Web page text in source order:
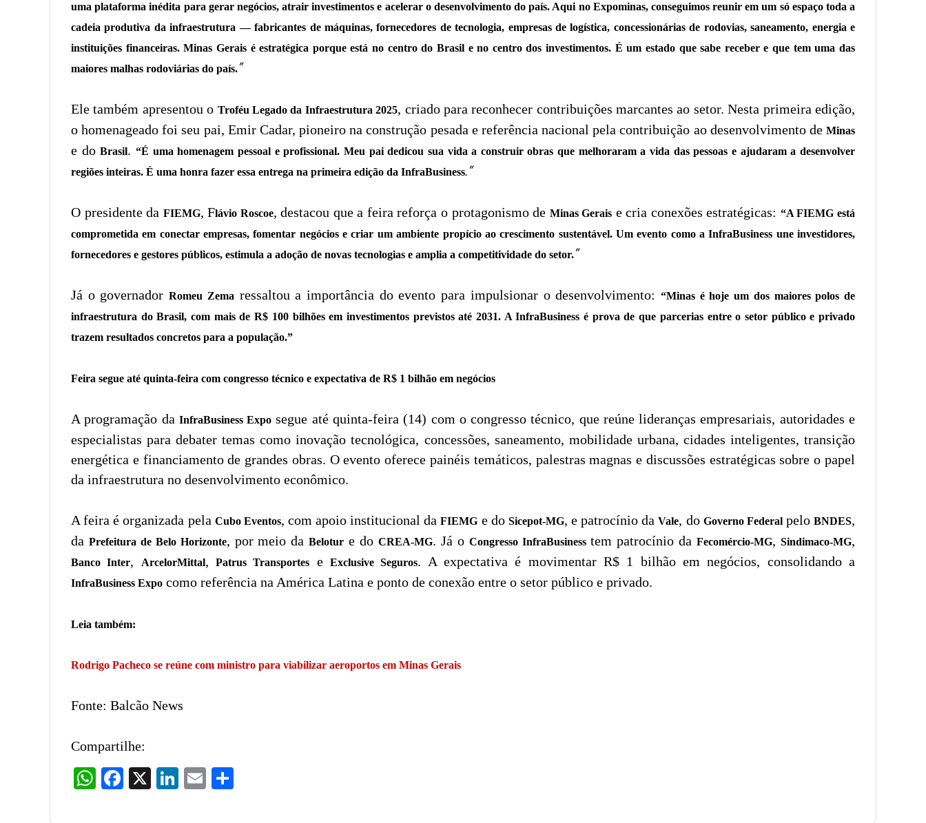
uma plataforma inédita para gerar negócios, atrair investimentos e acelerar o desenvolvimento do país. Aqui no Expominas, conseguimos reunir em um só espaço toda a
cadeia produtiva da infraestrutura — fabricantes de máquinas, fornecedores de tecnologia, empresas de logística, concessionárias de rodovias, saneamento, energia e
instituições financeiras. Minas Gerais é estratégica porque está no centro do Brasil e no centro dos investimentos. É um estado que sabe receber e que tem uma das
maiores malhas rodoviárias do país.”
Ele também apresentou o Troféu Legado da Infraestrutura 2025, criado para reconhecer contribuições marcantes ao setor. Nesta primeira edição,
o homenageado foi seu pai, Emir Cadar, pioneiro na construção pesada e referência nacional pela contribuição ao desenvolvimento de Minas
e doBrasil. “É uma homenagem pessoal e profissional. Meu pai dedicou sua vida a construir obras que melhoraram a vida das pessoas e ajudaram a desenvolver
regiões inteiras. É uma honra fazer essa entrega na primeira edição da InfraBusiness.”
O presidente da FIEMG, Flávio Roscoe, destacou que a feira reforça o protagonismo de Minas Gerais e cria conexões estratégicas: “A FIEMG está
comprometida em conectar empresas, fomentar negócios e criar um ambiente propício ao crescimento sustentável. Um evento como a InfraBusiness une investidores,
fornecedores e gestores públicos, estimula a adoção de novas tecnologias e amplia a competitividade do setor.”
Já o governadorRomeu Zema ressaltou a importância do evento para impulsionar o desenvolvimento:“Minas é hoje um dos maiores polos de
infraestrutura do Brasil, com mais de R$ 100 bilhões em investimentos previstos até 2031. A InfraBusiness é prova de que parcerias entre o setor público e privado
trazem resultados concretos para a população.”
Feira segue até quinta-feira com congresso técnico e expectativa de R$ 1 bilhão em negócios
A programação da InfraBusiness Expo segue até quinta-feira (14) com o congresso técnico, que reúne lideranças empresariais, autoridades e
especialistas para debater temas como inovação tecnológica, concessões, saneamento, mobilidade urbana, cidades inteligentes, transição
energética e financiamento de grandes obras. O evento oferece painéis temáticos, palestras magnas e discussões estratégicas sobre o papel
da infraestrutura no desenvolvimento econômico.
A feira é organizada pela Cubo Eventos, com apoio institucional daFIEMG e do Sicepot-MG, e patrocínio daVale, do Governo FederalpeloBNDES,
da Prefeitura de Belo Horizonte, por meio daBelotur e do CREA-MG. Já o Congresso InfraBusinesstem patrocínio daFecomércio-MG,Sindimaco-MG,
Banco Inter, ArcelorMittal,Patrus Transportes eExclusive Seguros. A expectativa é movimentar R$ 1 bilhão em negócios, consolidando a
InfraBusiness Expo como referência na América Latina e ponto de conexão entre o setor público e privado.
Leia também:
Rodrigo Pacheco se reúne com ministro para viabilizar aeroportos em Minas Gerais
Fonte: Balcão News
Compartilhe:
WhatsAppFacebook LinkedInEmail